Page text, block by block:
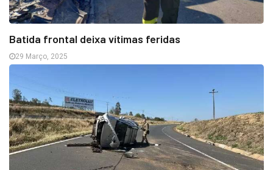
Batida frontal deixa vítimas feridas
29 Março, 2025